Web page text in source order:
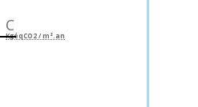
C
KgéqCO2 / m².an